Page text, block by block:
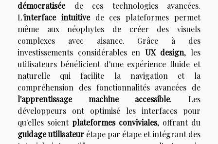
démocratiséede ces technologies avancées.
L'interface intuitivede ces plateformes permet
même aux néophytes de créer des visuels
complexes avec aisance. Grâce à des
investissements considérables en UX design, les
utilisateurs bénéficient d'une expérience fluide et
naturelle qui facilite la navigation et la
compréhension des fonctionnalités avancées de
l'apprentissage machine accessible. Les
développeurs ont optimisé les interfaces pour
qu'elles soient plateformes conviviales, offrant du
guidage utilisateur étape par étape et intégrant des